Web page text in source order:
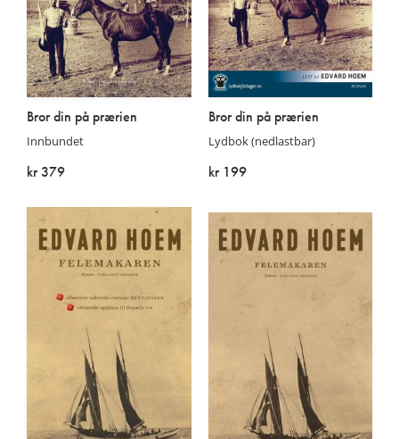
Bror din på prærien
Innbundet
kr 379
Bror din på prærien
Lydbok (nedlastbar)
kr 199